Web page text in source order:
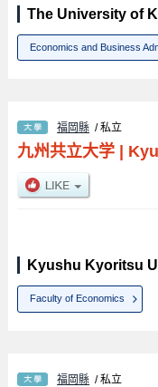
The University of
Economics and Business
福岡縣 / 私立
九州共立大学|
Kyushu Kyoritsu
Faculty of Economics
福岡縣 / 私立